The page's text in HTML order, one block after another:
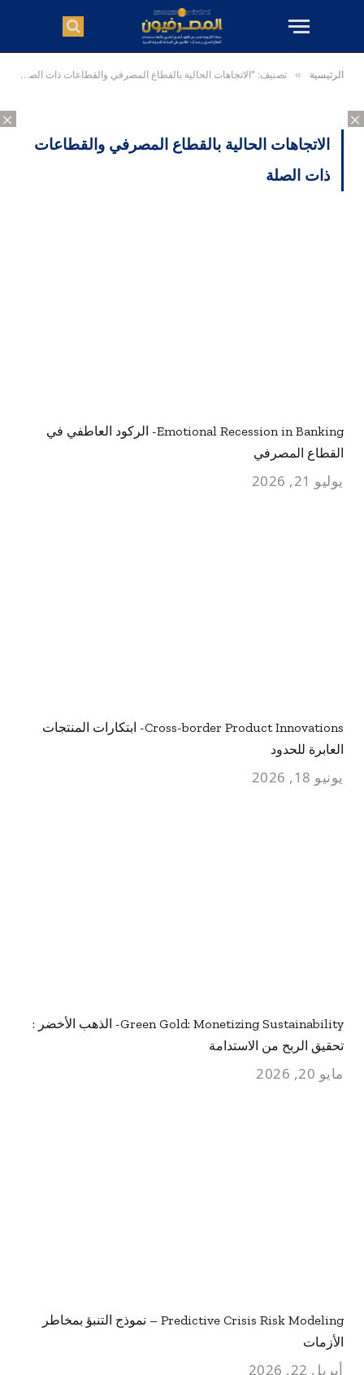
×
×
الرئيسية » تصنيف: "الاتجاهات الحالية بالقطاع المصرفي والقطاعات ذات الصلة"
الاتجاهات الحالية بالقطاع المصرفي والقطاعات
ذات الصلة
Emotional Recession in Banking- الركود العاطفي في
القطاع المصرفي
يوليو 21, 2026
Cross-border Product Innovations- ابتكارات المنتجات
العابرة للحدود
يونيو 18, 2026
Green Gold: Monetizing Sustainability- الذهب الأخضر :
تحقيق الربح من الاستدامة
مايو 20, 2026
Predictive Crisis Risk Modeling – نموذج التنبؤ بمخاطر
الأزمات
أبريل 22, 2026